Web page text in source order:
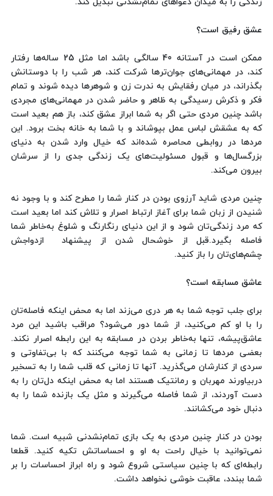
زندگی را به میدان دعواهای تمام‌نشدنی تبدیل کند.
عشق رفیق است؟
ممکن است در آستانه 40 سالگی باشد اما مثل 25 ساله‌ها رفتار
‌کند، در مهمانی‌های جوان‌ترها شركت کند، هر شب را با دوستانش
بگذراند، در میان رفقایش به ندرت زن و شوهرها دیده ‌شوند و تمام
فکر و ذکرش رسیدگی به ظاهر و حاضر شدن در مهمانی‌های مجردی
باشد چنین مردی حتی اگر به شما ابراز عشق کند، باز هم بعید است
که به عشقش لباس عمل بپوشاند و با شما به خانه بخت برود. این
مردها در روابطی محاصره شده‌اند که خیال وارد شدن به دنیای
بزرگسال‌ها و قبول مسئولیت‌های یک زندگی جدی را از سرشان
بیرون می‌کند.
چنین مردی شاید آرزوی بودن در کنار شما را مطرح کند و با وجود نه
شنیدن از زبان شما برای آغاز ارتباط اصرار و تلاش کند اما بعید است
که مرد زندگی‌تان شود و از این دنیای رنگارنگ و شلوغ به‌خاطر شما
فاصله بگیرد.قبل از خوشحال شدن از پیشنهاد ازدواجش
چشم‌های‌تان را باز کنید.
عاشق مسابقه است؟
برای جلب توجه شما به هر دری می‌زند اما به محض اینکه فاصله‌تان
را با او کم می‌کنید، از شما دور می‌شود؟ مراقب باشید این مرد
عاشق‌پیشه، تنها به‌خاطر بردن در مسابقه به این رابطه اصرار نکند.
بعضی مردها تا زمانی به شما توجه می‌کنند که با بی‌تفاوتی و
سردی از کنارشان می‌گذرید. آنها تا زمانی که قلب شما را به تسخیر
دربیاورند مهربان و رمانتیک هستند اما به محض اینکه دل‌تان را به
دست آوردند، از شما فاصله می‌گیرند و مثل یک بازنده شما را به
دنبال خود می‌کشانند.
بودن در کنار چنین مردی به یک بازی تمام‌نشدنی شبیه است. شما
نمی‌توانید با خیال راحت به او و احساساتش تکیه کنید. قطعا
رابطه‌ای که با چنین سیاستی شروع شود و راه ابراز احساسات را بر
شما ببندد، عاقبت خوشی نخواهد داشت.